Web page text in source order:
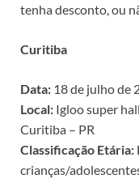
tenha desconto, ou
Curitiba
Data: 18 de julho de
Local: Igloo super
Curitiba – PR
Classificação Etária:
crianças/